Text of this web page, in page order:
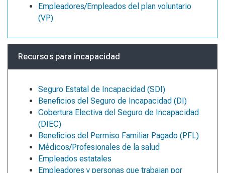
Empleadores/Empleados del plan voluntario
(VP)
Recursos para incapacidad
Seguro Estatal de Incapacidad (SDI)
Beneficios del Seguro de Incapacidad (DI)
Cobertura Electiva del Seguro de Incapacidad
(DIEC)
Beneficios del Permiso Familiar Pagado (PFL)
Médicos/Profesionales de la salud
Empleados estatales
Empleadores y personas que trabajan por